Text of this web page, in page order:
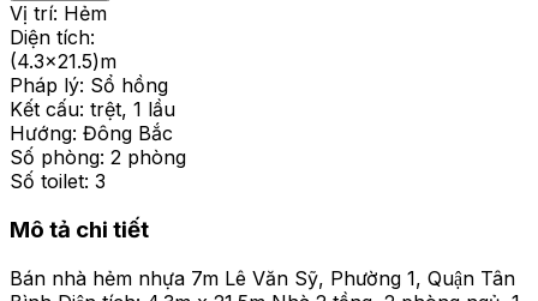
Vị trí: Hẻm
Diện tích:
(4.3x21.5)m
Pháp lý: Sổ hồng
Kết cấu: trệt, 1 lầu
Hướng: Đông Bắc
Số phòng: 2 phòng
Số toilet: 3
Mô tả chi tiết
Bán nhà hẻm nhựa 7m Lê Văn Sỹ, Phường 1, Quận Tân